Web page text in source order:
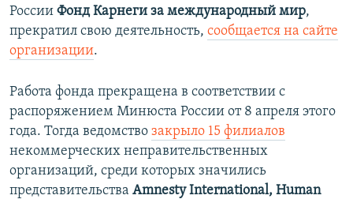
поискуИНФОГРАФИКА
ТЕЛЕПРОЕКТ КРЫМ.РЕАЛИИ
ПРОПАВШИЕ БЕЗ ВЕСТИ
ПОБЕДИТЕЛЕЙ НЕ СУДЯТ?
КРЫМ.НЕПОКОРЕННЫЙ
ELIFBE
КАК ОБОЙТИ БЛОКИРОВКУ
Українською
Qırımtatar
ПРИСОЕДИНЯЙТЕСЬ!
России Фонд Карнеги за международный мир,
прекратил свою деятельность, сообщается на сайте
организации.
Работа фонда прекращена в соответствии с
распоряжением Минюста России от 8 апреля этого
года. Тогда ведомство закрыло 15 филиалов
некоммерческих неправительственных
организаций, среди которых значились
представительства Amnesty International, Human